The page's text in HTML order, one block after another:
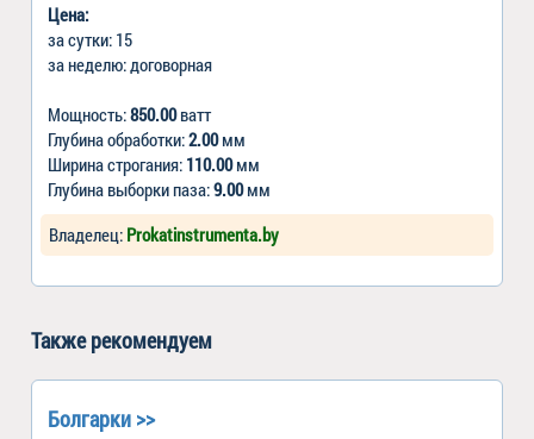
Цена:
за сутки: 15
за неделю: договорная
Мощность:850.00ватт
Глубина обработки:2.00мм
Ширина строгания: 110.00мм
Глубина выборки паза:9.00мм
Владелец: Prokatinstrumenta.by
Также рекомендуем
Болгарки >>